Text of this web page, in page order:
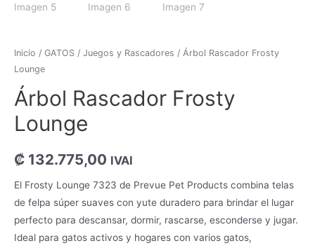
Inicio / GATOS / Juegos y Rascadores / Árbol Rascador Frosty
Lounge
Árbol Rascador Frosty
Lounge
₡ 132.775,00 IVAI
El Frosty Lounge 7323 de Prevue Pet Products combina telas
de felpa súper suaves con yute duradero para brindar el lugar
perfecto para descansar, dormir, rascarse, esconderse y jugar.
Ideal para gatos activos y hogares con varios gatos,